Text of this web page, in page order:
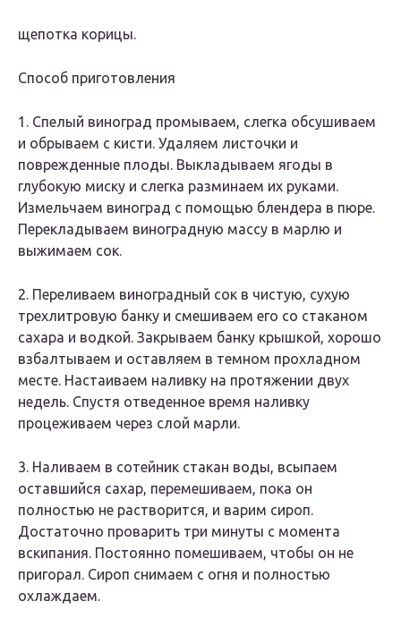
щепотка корицы.
Способ приготовления
1. Спелый виноград промываем, слегка обсушиваем
и обрываем с кисти. Удаляем листочки и
поврежденные плоды. Выкладываем ягоды в
глубокую миску и слегка разминаем их руками.
Измельчаем виноград с помощью блендера в пюре.
Перекладываем виноградную массу в марлю и
выжимаем сок.
2. Переливаем виноградный сок в чистую, сухую
трехлитровую банку и смешиваем его со стаканом
сахара и водкой. Закрываем банку крышкой, хорошо
взбалтываем и оставляем в темном прохладном
месте. Настаиваем наливку на протяжении двух
недель. Спустя отведенное время наливку
процеживаем через слой марли.
3. Наливаем в сотейник стакан воды, всыпаем
оставшийся сахар, перемешиваем, пока он
полностью не растворится, и варим сироп.
Достаточно проварить три минуты с момента
вскипания. Постоянно помешиваем, чтобы он не
пригорал. Сироп снимаем с огня и полностью
охлаждаем.